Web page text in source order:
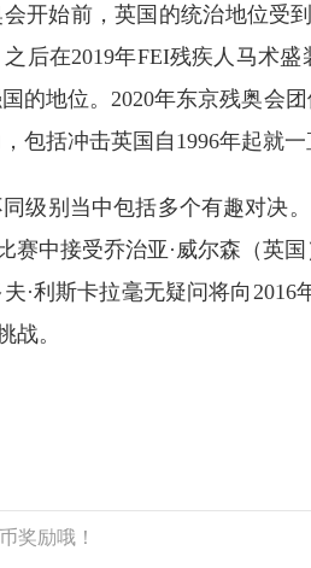
会开始前，英国的统治地位受
之后在2019年FEI残疾人马术
的地位。2020年东京残奥会
包括冲击英国自1996年起就
级别当中包括多个有趣对决
赛中接受乔治亚·威尔森（英
·利斯卡拉毫无疑问将向
战。